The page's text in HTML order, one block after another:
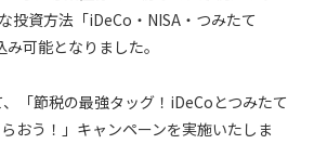
投資方法「iDeCo・NISA・つみたて
可能となりました。
「節税の最強タッグ！iDeCoとつみたて
おう！」キャンペーンを実施いたしま